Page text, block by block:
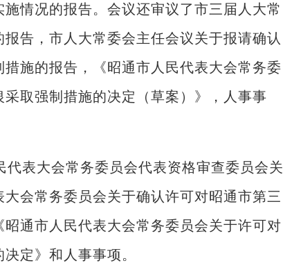
情况的报告。会议还审议了市三届人大常
告，市人大常委会主任会议关于报请确认
施的报告，《昭通市人民代表大会常务委
取强制措施的决定（草案）》，人事事
表大会常务委员会代表资格审查委员会关
会常务委员会关于确认许可对昭通市第三
通市人民代表大会常务委员会关于许可对
定》和人事事项。